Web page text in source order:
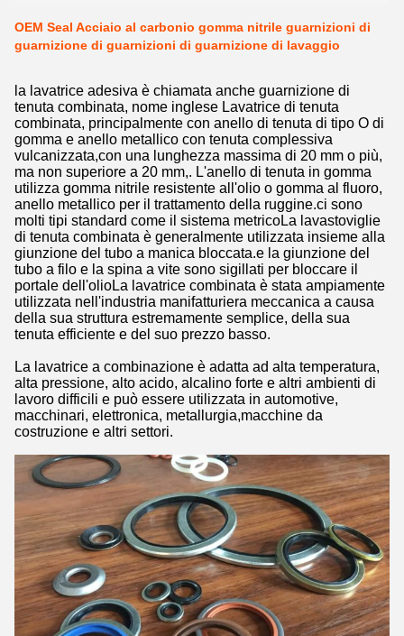
OEM Seal Acciaio al carbonio gomma nitrile guarnizioni di
guarnizione di guarnizioni di guarnizione di lavaggio
la lavatrice adesiva è chiamata anche guarnizione di
tenuta combinata, nome inglese Lavatrice di tenuta
combinata, principalmente con anello di tenuta di tipo O di
gomma e anello metallico con tenuta complessiva
vulcanizzata,con una lunghezza massima di 20 mm o più,
ma non superiore a 20 mm,. L'anello di tenuta in gomma
utilizza gomma nitrile resistente all'olio o gomma al fluoro,
anello metallico per il trattamento della ruggine.ci sono
molti tipi standard come il sistema metricoLa lavastoviglie
di tenuta combinata è generalmente utilizzata insieme alla
giunzione del tubo a manica bloccata.e la giunzione del
tubo a filo e la spina a vite sono sigillati per bloccare il
portale dell'olioLa lavatrice combinata è stata ampiamente
utilizzata nell'industria manifatturiera meccanica a causa
della sua struttura estremamente semplice, della sua
tenuta efficiente e del suo prezzo basso.
La lavatrice a combinazione è adatta ad alta temperatura,
alta pressione, alto acido, alcalino forte e altri ambienti di
lavoro difficili e può essere utilizzata in automotive,
macchinari, elettronica, metallurgia,macchine da
costruzione e altri settori.